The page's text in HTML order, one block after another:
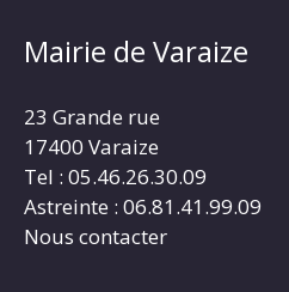
Mairie de Varaize
23 Grande rue
17400 Varaize
Tel : 05.46.26.30.09
Astreinte : 06.81.41.99.09
Nous contacter